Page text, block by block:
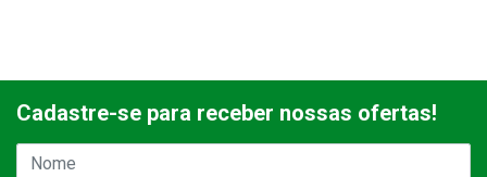
Cadastre-se para receber nossas ofertas!